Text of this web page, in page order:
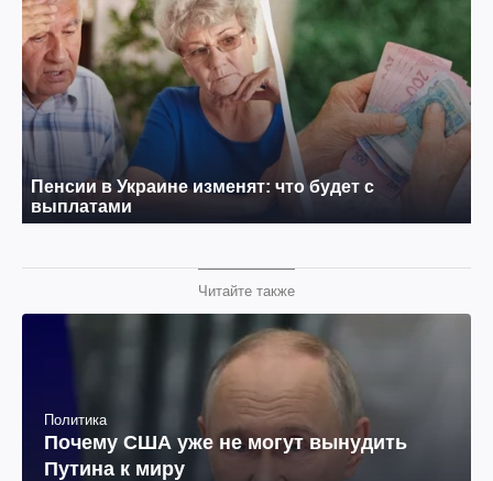
Читайте также
Политика
Почему США уже не могут вынудить
Путина к миру